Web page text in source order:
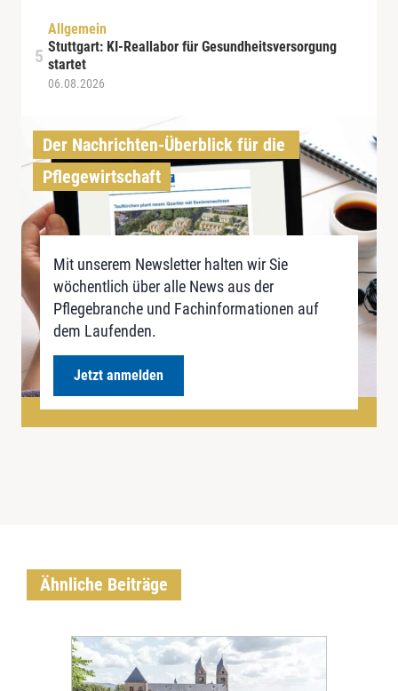
Allgemein
Stuttgart: KI-Reallabor für Gesundheitsversorgung
startet
06.08.2026
Der Nachrichten-Überblick für die
Pflegewirtschaft
Mit unserem Newsletter halten wir Sie
wöchentlich über alle News aus der
Pflegebranche und Fachinformationen auf
dem Laufenden.
Jetzt anmelden
Ähnliche Beiträge